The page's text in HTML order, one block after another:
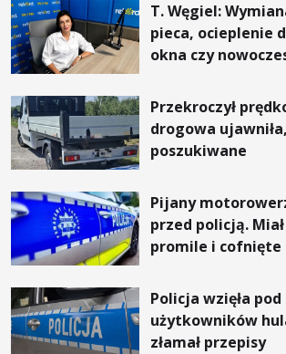
T. Węgiel:
pieca, ocieplenie
okna czy
rachunki za
komfort życia i...
powietrze
Przekroczył
drogowa
poszukiwane
Pijany
przed policją.
promile i cofnięte
Policja wzięła pod
użytkowników
złamał przepisy